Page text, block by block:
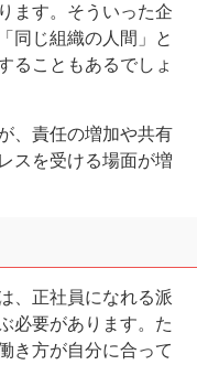
ます。そういった企
同じ組織の人間」と
ることもあるでしょ
、責任の増加や共有
スを受ける場面が増
、正社員になれる派
必要があります。た
き方が自分に合って